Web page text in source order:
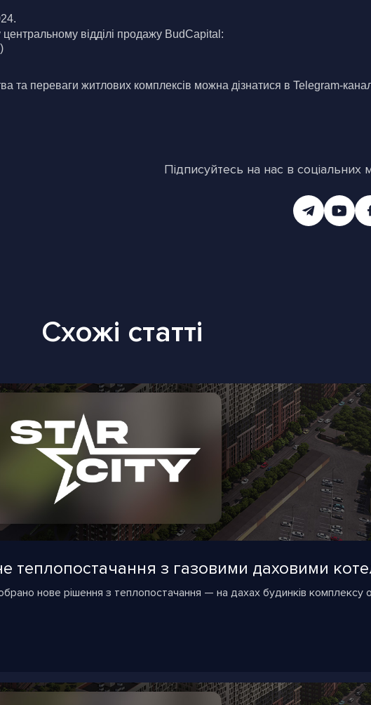
відділі продажу BudCapital:
та переваги житлових комплексів можна дізнатися в Telegram-
Підписуйтесь на нас в соціальних
Схожі статті
теплопостачання з газовими даховими
нове рішення з теплопостачання — на дахах будинків комплексу